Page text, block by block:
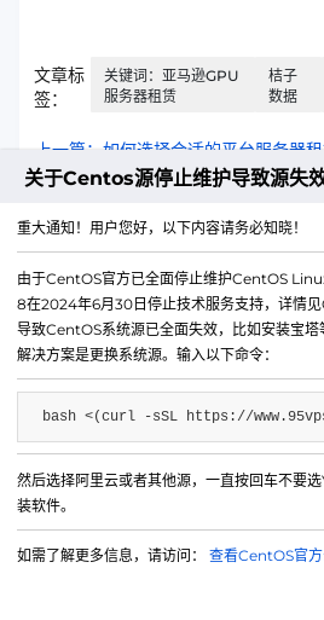
文章标
签：
关键词：亚马逊GPU
服务器租赁
桔子
数据
上一篇：如何选择合适的平台服务器租
微信公众号
IDC/ISP证号 B1-20214840
关于Centos源停止维护导致源失
重大通知！用户您好，以下内容请务必知晓！
由于CentOS官方已全面停止维护CentOS
8在2024年6月30日停止技术服务支持，详情见
导致CentOS系统源已全面失效，比如安装宝塔
解决方案是更换系统源。输入以下命令：
bash <(curl -sSL https://
然后选择阿里云或者其他源，一直按回车不要
装软件。
如需了解更多信息，请访问： 查看CentOS官